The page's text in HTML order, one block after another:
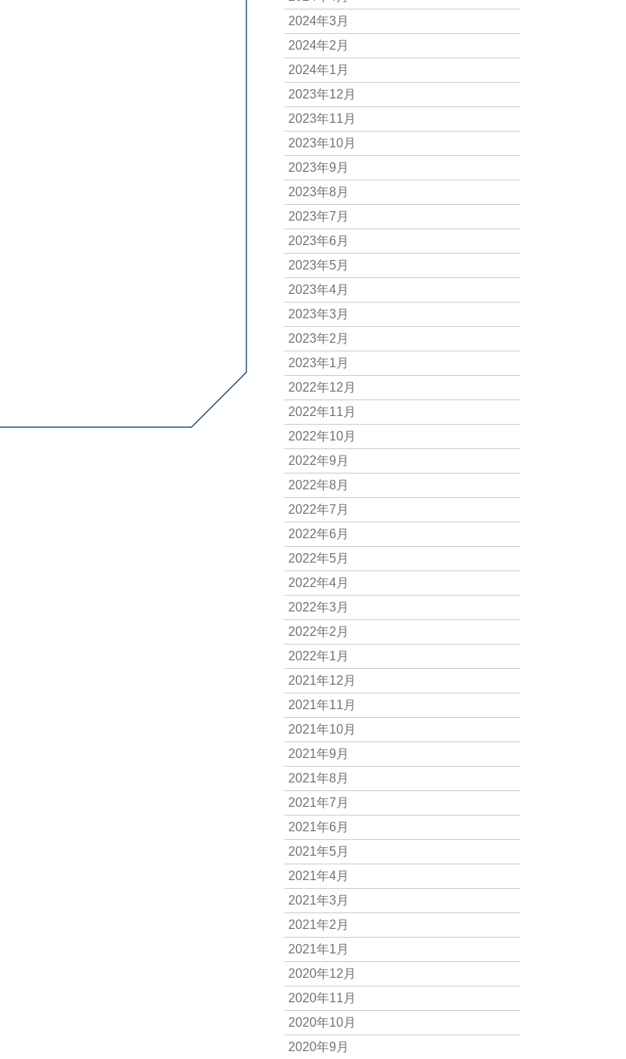
2024年3月
2024年2月
2024年1月
2023年12月
2023年11月
2023年10月
2023年9月
2023年8月
2023年7月
2023年6月
2023年5月
2023年4月
2023年3月
2023年2月
2023年1月
2022年12月
2022年11月
2022年10月
2022年9月
2022年8月
2022年7月
2022年6月
2022年5月
2022年4月
2022年3月
2022年2月
2022年1月
2021年12月
2021年11月
2021年10月
2021年9月
2021年8月
2021年7月
2021年6月
2021年5月
2021年4月
2021年3月
2021年2月
2021年1月
2020年12月
2020年11月
2020年10月
2020年9月